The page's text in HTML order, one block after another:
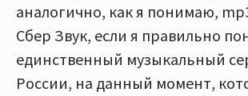
аналогично, как я понимаю,
Сбер Звук, если я правильно
единственный музыкальный
России, на данный момент,